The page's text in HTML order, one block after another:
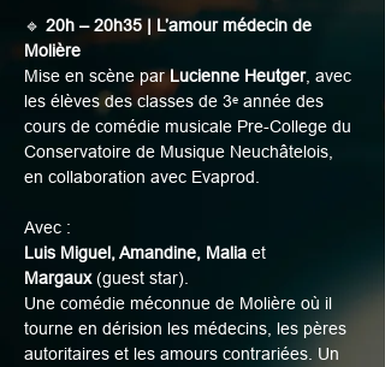
🔹 20h – 20h35 | L’amour médecin de
Molière
Mise en scène par Lucienne Heutger, avec
les élèves des classes de 3ᵉ année des
cours de comédie musicale Pre-College du
Conservatoire de Musique Neuchâtelois,
en collaboration avec Evaprod.
Avec :
Luis Miguel, Amandine, Malia et
Margaux (guest star).
Une comédie méconnue de Molière où il
tourne en dérision les médecins, les pères
autoritaires et les amours contrariées. Un